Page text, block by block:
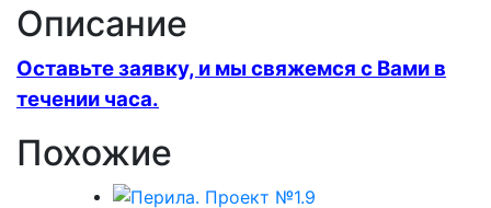
Описание
Оставьте заявку, и мы свяжемся с Вами в
течении часа.
Похожие